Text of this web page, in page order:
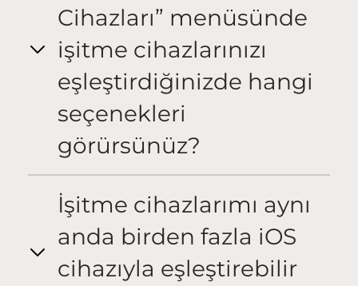
Cihazları” menüsünde
işitme cihazlarınızı
eşleştirdiğinizde hangi
seçenekleri
görürsünüz?
İşitme cihazlarımı aynı
anda birden fazla iOS
cihazıyla eşleştirebilir